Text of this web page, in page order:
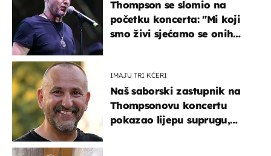
Thompson se slomio na
početku koncerta: "Mi koji
smo živi sjećamo se onih
IMAJU TRI KĆERI
Naš saborski zastupnik na
Thompsonovu koncertu
pokazao lijepu suprugu,